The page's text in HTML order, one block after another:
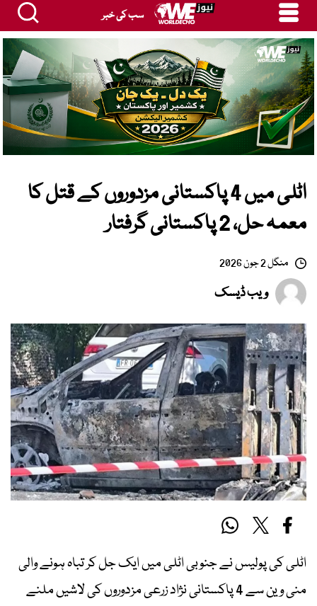
سب کی خبر
اٹلی میں 4 پاکستانی مزدوروں کے قتل کا
معمہ حل، 2 پاکستانی گرفتار
منگل 2 جون 2026
ویب ڈیسک
اٹلی کی پولیس نے جنوبی اٹلی میں ایک جل کر تباہ ہونے والی
منی وین سے 4 پاکستانی نژاد زرعی مزدوروں کی لاشیں ملنے